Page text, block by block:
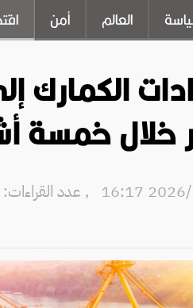
العالم أمن
خلال خمسة
, عدد القراءات: 1599